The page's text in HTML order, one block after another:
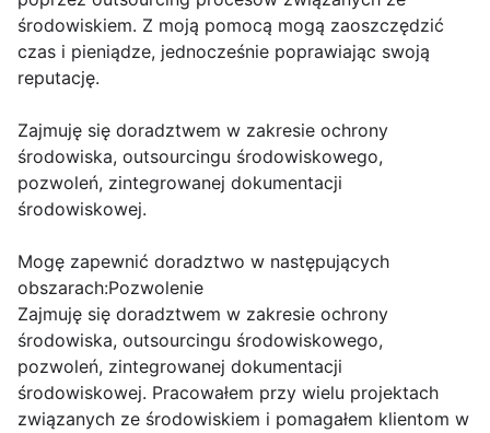
środowiskiem. Z moją pomocą mogą zaoszczędzić
czas i pieniądze, jednocześnie poprawiając swoją
reputację.
Zajmuję się doradztwem w zakresie ochrony
środowiska, outsourcingu środowiskowego,
pozwoleń, zintegrowanej dokumentacji
środowiskowej.
Mogę zapewnić doradztwo w następujących
obszarach:Pozwolenie
Zajmuję się doradztwem w zakresie ochrony
środowiska, outsourcingu środowiskowego,
pozwoleń, zintegrowanej dokumentacji
środowiskowej. Pracowałem przy wielu projektach
związanych ze środowiskiem i pomagałem klientom w